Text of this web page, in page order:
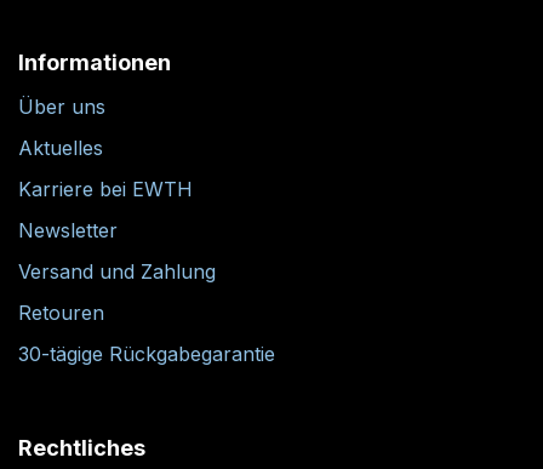
Informationen
Über uns
Aktuelles
Karriere bei EWTH
Newsletter
Versand und Zahlung
Retouren
30-tägige Rückgabegarantie
Rechtliches